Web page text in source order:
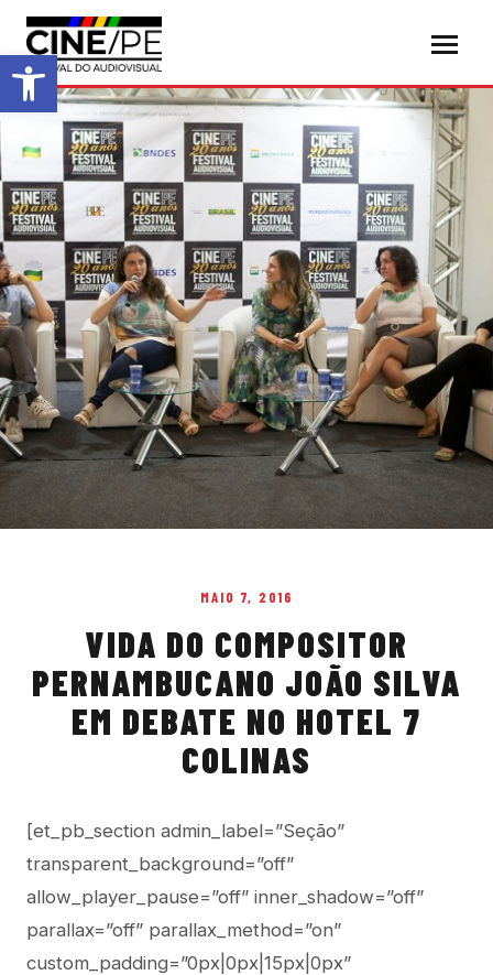
Abrir a barra de ferramentas
MAIO 7, 2016
VIDA DO COMPOSITOR
PERNAMBUCANO JOÃO SILVA
EM DEBATE NO HOTEL 7
COLINAS
[et_pb_section admin_label=”Seção”
transparent_background=”off”
allow_player_pause=”off” inner_shadow=”off”
parallax=”off” parallax_method=”on”
custom_padding=”0px|0px|15px|0px”